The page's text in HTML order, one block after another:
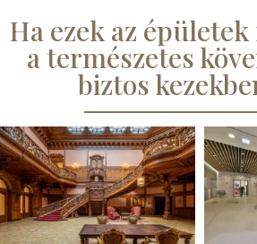
Ha ezek az
a természetes
biztos